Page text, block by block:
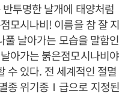
투명한 날개에 태양처럼
모시나비! 이름을 참 잘 지
풀 날아가는 모습을 말함인
아가는 붉은점모시나비야
수 있다. 전 세계적인 절멸
종 위기종Ⅰ급으로 지정된